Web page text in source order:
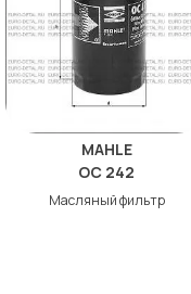
MAHLE
OC 242
Масляный фильтр